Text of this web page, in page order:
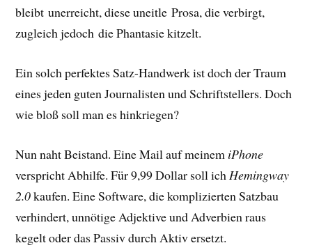
bleibt unerreicht, diese uneitle Prosa, die verbirgt,
zugleich jedoch die Phantasie kitzelt.
Ein solch perfektes Satz-Handwerk ist doch der Traum
eines jeden guten Journalisten und Schriftstellers. Doch
wie bloß soll man es hinkriegen?
Nun naht Beistand. Eine Mail auf meinem iPhone
verspricht Abhilfe. Für 9,99 Dollar soll ich Hemingway
2.0kaufen. Eine Software, die komplizierten Satzbau
verhindert, unnötige Adjektive und Adverbien raus
kegelt oder das Passiv durch Aktiv ersetzt.